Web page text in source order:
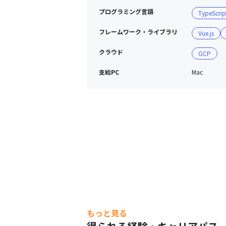
利用可能な主なAIツール・サービス
Claude Code / GitHub Copilot /
プログラミング言語
フレームワーク・ライブラリ Vue.js
クラウド GCP
支給PC Mac
もっと見る